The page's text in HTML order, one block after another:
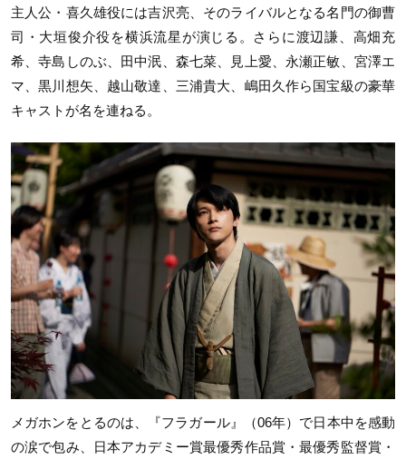
主人公・喜久雄役には吉沢亮、そのライバルとなる名門の御曹
司・大垣俊介役を横浜流星が演じる。さらに渡辺謙、高畑充
希、寺島しのぶ、田中泯、森七菜、見上愛、永瀬正敏、宮澤エ
マ、黒川想矢、越山敬達、三浦貴大、嶋田久作ら国宝級の豪華
キャストが名を連ねる。
メガホンをとるのは、『フラガール』（06年）で日本中を感動
の涙で包み、日本アカデミー賞最優秀作品賞・最優秀監督賞・